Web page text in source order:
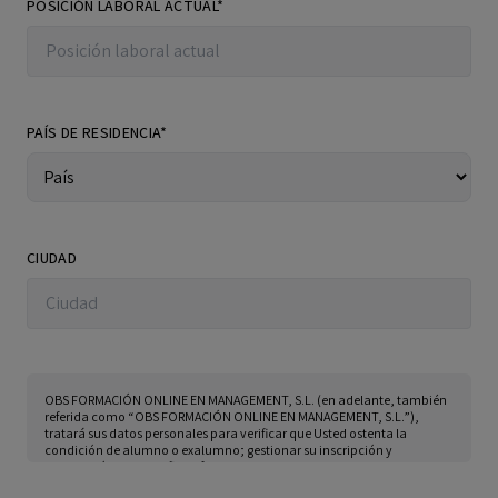
POSICIÓN LABORAL ACTUAL*
PAÍS DE RESIDENCIA*
CIUDAD
OBS FORMACIÓN ONLINE EN MANAGEMENT, S.L. (en adelante, también
referida como “OBS FORMACIÓN ONLINE EN MANAGEMENT, S.L.”),
tratará sus datos personales para verificar que Usted ostenta la
condición de alumno o exalumno; gestionar su inscripción y
publicación de su perfil profesional en el Directorio Alumni & Club